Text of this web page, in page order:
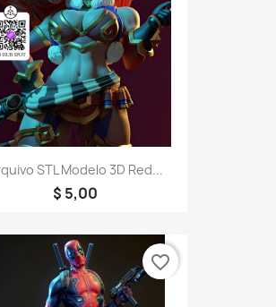
STL Modelo 3D Red...
$ 5,00
favorite_border